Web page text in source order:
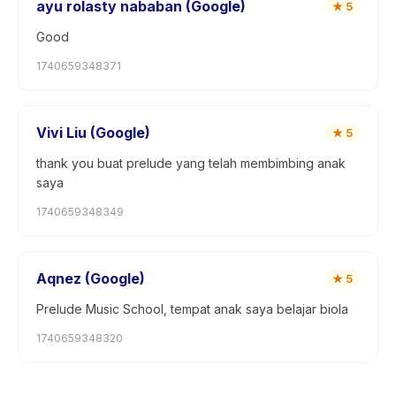
ayu rolasty nababan (Google) ★ 5
Good
1740659348371
Vivi Liu (Google) ★ 5
thank you buat prelude yang telah membimbing anak
saya
1740659348349
Aqnez (Google) ★ 5
Prelude Music School, tempat anak saya belajar biola
1740659348320